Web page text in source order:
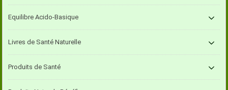
Equilibre Acido-Basique
Livres de Santé Naturelle
Produits de Santé